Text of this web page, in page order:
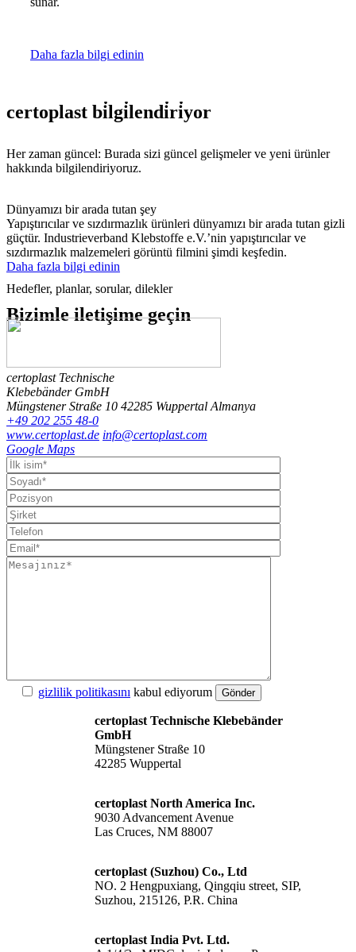
Daha fazla bilgi edinin
certoplast bi̇lgi̇lendi̇ri̇yor
Her zaman güncel: Burada sizi güncel gelişmeler ve yeni ürünler
hakkında bilgilendiriyoruz.
Dünyamızı bir arada tutan şey
Yapıştırıcılar ve sızdırmazlık ürünleri dünyamızı bir arada tutan gizli
güçtür. Industrieverband Klebstoffe e.V.’nin yapıştırıcılar ve
sızdırmazlık malzemeleri görüntü filmini şimdi keşfedin.
Daha fazla bilgi edinin
Hedefler, planlar, sorular, dilekler
Bizimleiletişime geçin
certoplast Technische
Klebebänder GmbH
Müngstener Straße 10 42285 Wuppertal Almanya
+49 202 255 48-0
www.certoplast.de info@certoplast.com
Google Maps
gizlilik politikasını kabul ediyorum Gönder
certoplast Technische Klebebänder
GmbH
Müngstener Straße 10
42285 Wuppertal
certoplast North America Inc.
9030 Advancement Avenue
Las Cruces, NM 88007
certoplast (Suzhou) Co., Ltd
NO. 2 Hengpuxiang, Qingqiu street, SIP,
Suzhou, 215126, P.R. China
certoplast India Pvt. Ltd.